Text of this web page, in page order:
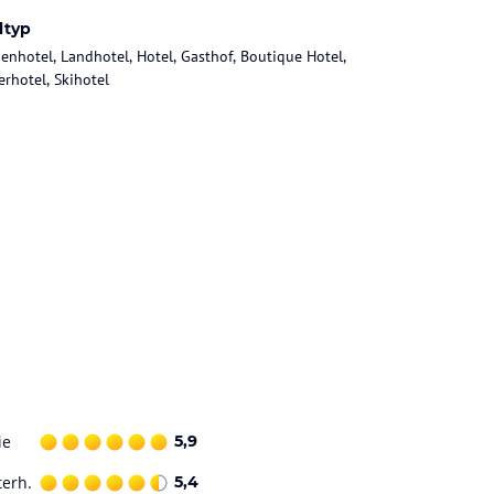
Landhotel, Hotel, Gasthof, Boutique Hotel,
Skihotel
5,9
5,4